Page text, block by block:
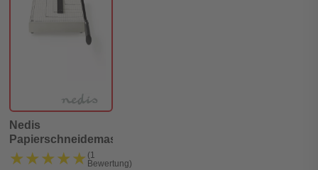
Nedis
Papierschneidemaschine
★★★★★
★★★★★ (1
Bewertung)